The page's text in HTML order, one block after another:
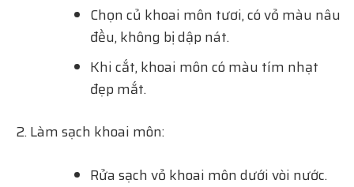
Chọn củ khoai môn tươi, có vỏ màu nâu
đều, không bị dập nát.
Khi cắt, khoai môn có màu tím nhạt
đẹp mắt.
Làm sạch khoai môn:
Rửa sạch vỏ khoai môn dưới vòi nước.